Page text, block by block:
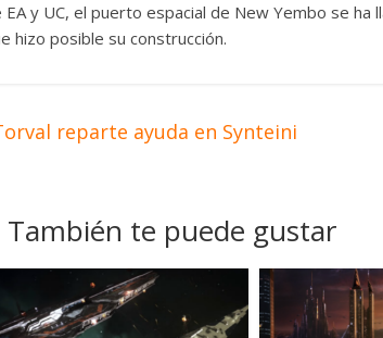
EA y UC, el puerto espacial de New Yembo se
hizo posible su construcción.
reparte ayuda en Synteini
También te puede gustar